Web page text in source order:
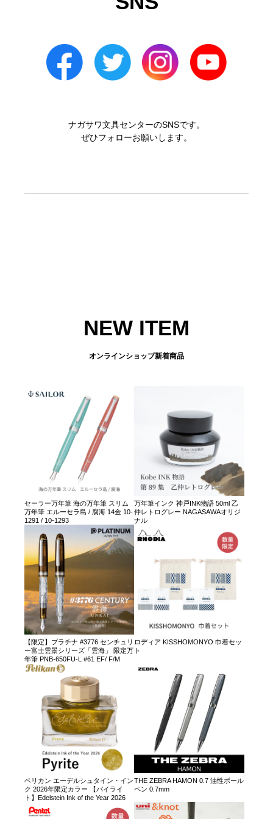
ナガサワ文具センターのSNSです。
ぜひフォローお願いします。
NEW ITEM
オンラインショップ新着商品
セーラー万年筆 海の万年筆 スリム
万年筆 エルーセラ島 / 腐海 14金 10-
1291 / 10-1293
万年筆インク 神戸INK物語 50ml 乙
仲レトログレー NAGASAWAオリジ
ナル
【限定】プラチナ #3776 センチュリ
ー富士雲景シリーズ「雲海」 限定万
年筆 PNB-650FU-L #61 EF/ F/M
ロディア KISSHOMONYO 巾着セッ
ト
ペリカン エーデルシュタイン・イン
ク 2026年限定カラー 【パイライ
ト】Edelstein Ink of the Year 2026
THE ZEBRA HAMON 0.7 油性ボール
ペン 0.7mm